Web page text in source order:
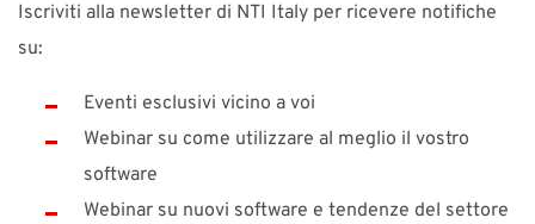
Iscriviti alla newsletter di NTI Italy per ricevere notifiche
su:
Eventi esclusivi vicino a voi
Webinar su come utilizzare al meglio il vostro
software
Webinar su nuovi software e tendenze del settore